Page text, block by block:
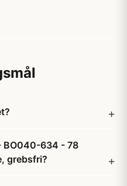
BO040-634 - 78
grebsfri?